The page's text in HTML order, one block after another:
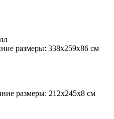
размеры: 338х259х86 см
размеры: 212x245x8 см